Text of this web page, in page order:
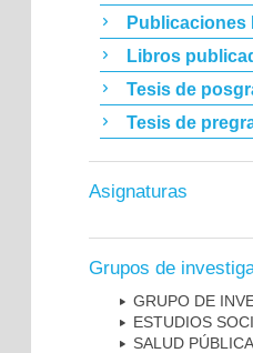
Publicaciones
Libros
Tesis de
Tesis de
Asignaturas
Grupos de
GRUPO DE
ESTUDIOS
SALUD PÚBLICA